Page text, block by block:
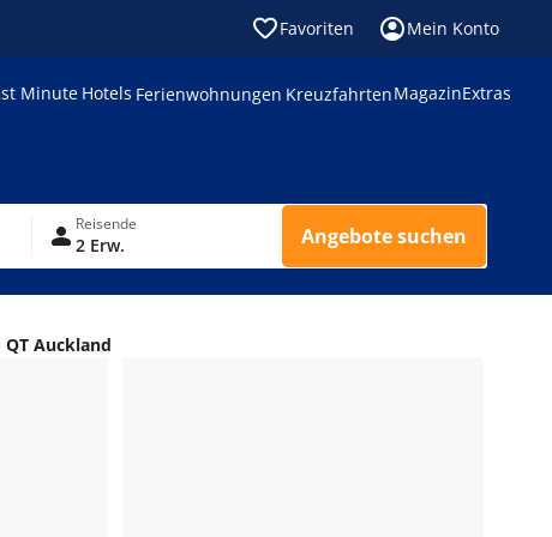
Favoriten Mein Konto
Minute Hotels Ferienwohnungen KreuzfahrtenMagazinExtras
Reisende
2 Erw. Angebote suchen
QT Auckland